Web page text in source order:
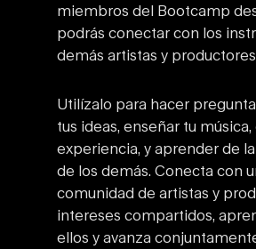
miembros del Bootcamp
podrás conectar con los
demás artistas y
Utilízalo para hacer
tus ideas, enseñar tu
experiencia, y aprender de
de los demás. Conecta con
comunidad de artistas y
intereses compartidos,
ellos y avanza